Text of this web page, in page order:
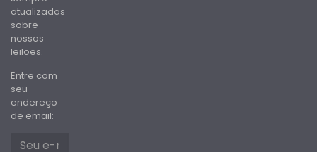
atualizadas
sobre
nossos
leilões.
Entre com
seu
endereço
de email: